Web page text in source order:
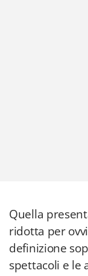
Quella
ridotta per
definizione
spettacoli e le